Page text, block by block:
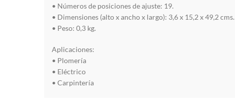
• Números de posiciones de ajuste: 19.
• Dimensiones (alto x ancho x largo): 3,6 x 15,2 x 49,2 cms.
• Peso: 0,3 kg.
Aplicaciones:
• Plomería
• Eléctrico
• Carpintería